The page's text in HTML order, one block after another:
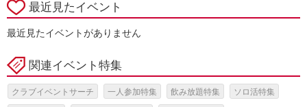
最近見たイベント
最近見たイベントがありません
関連イベント特集
クラブイベントサーチ 一人参加特集 飲み放題特集 ソロ活特集